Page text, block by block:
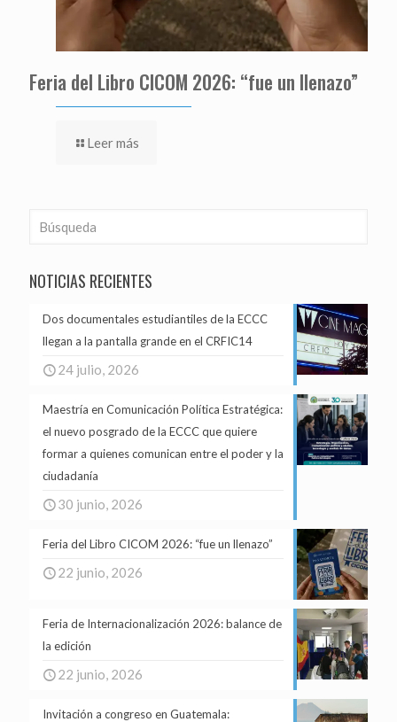
Feria del Libro CICOM 2026: “fue un llenazo”
Leer más
NOTICIAS RECIENTES
Dos documentales estudiantiles de la ECCC
llegan a la pantalla grande en el CRFIC14
24 julio, 2026
Maestría en Comunicación Política Estratégica:
el nuevo posgrado de la ECCC que quiere
formar a quienes comunican entre el poder y la
ciudadanía
30 junio, 2026
Feria del Libro CICOM 2026: “fue un llenazo”
22 junio, 2026
Feria de Internacionalización 2026: balance de
la edición
22 junio, 2026
Invitación a congreso en Guatemala: